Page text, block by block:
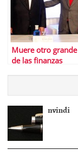
Muere otro grande
de las finanzas
nvindi